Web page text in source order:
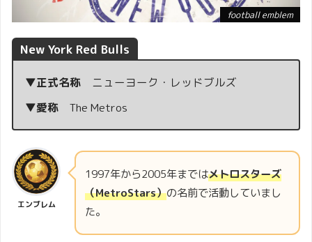
football emblem
New York Red Bulls
▼正式名称 ニューヨーク・レッドブルズ
▼愛称The Metros
エンブレム
1997年から2005年まではメトロスターズ
（MetroStars）の名前で活動していまし
た。